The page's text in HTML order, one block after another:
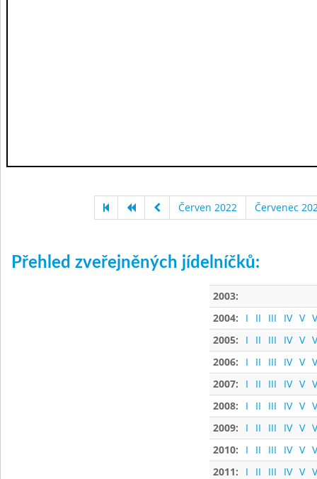
Červen 2022 Červenec
Přehled zveřejněných jídelníčků:
2003:
2004:
I II III IV V
2005:
I II III IV V
2006:
I II III IV V
2007:
I II III IV V
2008:
I II III IV V
2009:
I II III IV V
2010:
I II III IV V
2011:
I II III IV V